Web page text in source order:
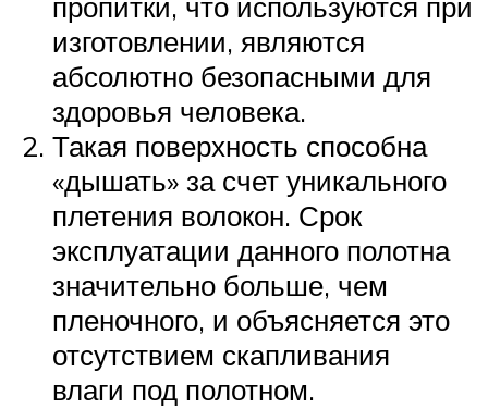
изготовлении, являются
абсолютно безопасными для
здоровья человека.
Такая поверхность способна
«дышать» за счет уникального
плетения волокон. Срок
эксплуатации данного полотна
значительно больше, чем
пленочного, и объясняется это
отсутствием скапливания
влаги под полотном.